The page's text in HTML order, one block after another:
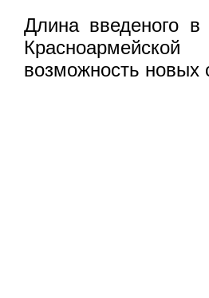
Длина введеного
возможность новых